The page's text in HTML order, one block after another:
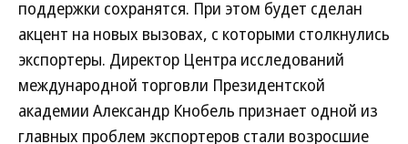
поддержки сохранятся. При этом будет сделан
акцент на новых вызовах, с которыми столкнулись
экспортеры. Директор Центра исследований
международной торговли Президентской
академии Александр Кнобель признает одной из
главных проблем экспортеров стали возросшие